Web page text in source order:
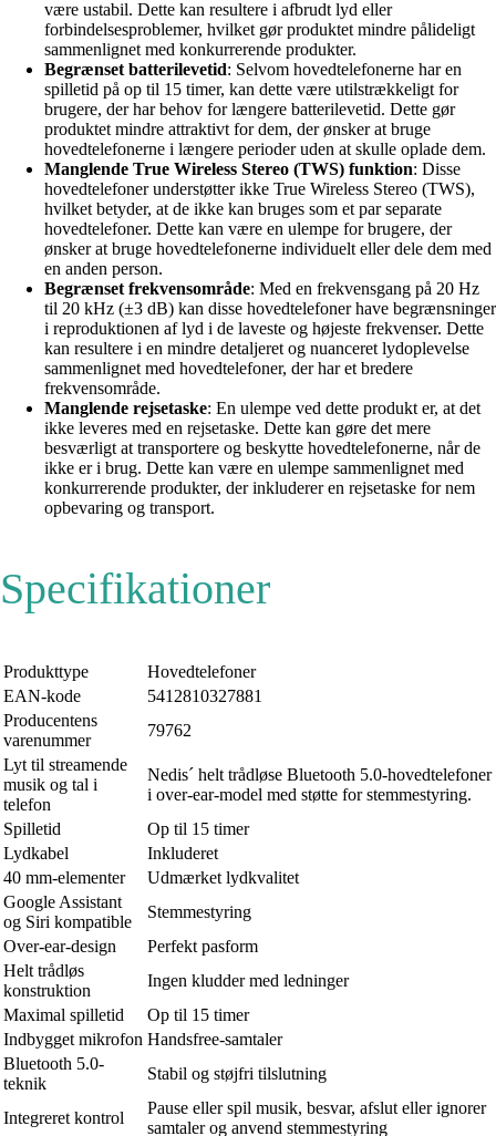
være ustabil. Dette kan resultere i afbrudt lyd eller
forbindelsesproblemer, hvilket gør produktet mindre pålideligt
sammenlignet med konkurrerende produkter.
Begrænset batterilevetid: Selvom hovedtelefonerne har en
spilletid på op til 15 timer, kan dette være utilstrækkeligt for
brugere, der har behov for længere batterilevetid. Dette gør
produktet mindre attraktivt for dem, der ønsker at bruge
hovedtelefonerne i længere perioder uden at skulle oplade dem.
Manglende True Wireless Stereo (TWS) funktion: Disse
hovedtelefoner understøtter ikke True Wireless Stereo (TWS),
hvilket betyder, at de ikke kan bruges som et par separate
hovedtelefoner. Dette kan være en ulempe for brugere, der
ønsker at bruge hovedtelefonerne individuelt eller dele dem med
en anden person.
Begrænset frekvensområde: Med en frekvensgang på 20 Hz
til 20 kHz (±3 dB) kan disse hovedtelefoner have begrænsninger
i reproduktionen af lyd i de laveste og højeste frekvenser. Dette
kan resultere i en mindre detaljeret og nuanceret lydoplevelse
sammenlignet med hovedtelefoner, der har et bredere
frekvensområde.
Manglende rejsetaske: En ulempe ved dette produkt er, at det
ikke leveres med en rejsetaske. Dette kan gøre det mere
besværligt at transportere og beskytte hovedtelefonerne, når de
ikke er i brug. Dette kan være en ulempe sammenlignet med
konkurrerende produkter, der inkluderer en rejsetaske for nem
opbevaring og transport.
Specifikationer
Produkttype
Hovedtelefoner
EAN-kode
5412810327881
Producentens
varenummer
79762
Lyt til streamende
musik og tal i
telefon
Nedis´ helt trådløse Bluetooth 5.0-hovedtelefoner
i over-ear-model med støtte for stemmestyring.
Spilletid
Op til 15 timer
Lydkabel
Inkluderet
40 mm-elementer
Udmærket lydkvalitet
Google Assistant
og Siri kompatible
Stemmestyring
Over-ear-design
Perfekt pasform
Helt trådløs
konstruktion
Ingen kludder med ledninger
Maximal spilletid
Op til 15 timer
Indbygget mikrofon Handsfree-samtaler
Bluetooth 5.0-
teknik
Stabil og støjfri tilslutning
Integreret kontrol
Pause eller spil musik, besvar, afslut eller ignorer
samtaler og anvend stemmestyring